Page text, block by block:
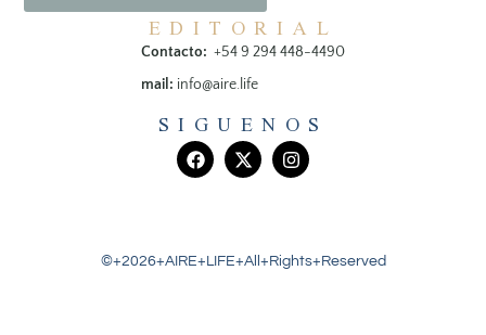
EDITORIAL
Contacto: +54 9 294 448-4490
mail: info@aire.life
SIGUENOS
©+2026+AIRE+LIFE+All+Rights+Reserved